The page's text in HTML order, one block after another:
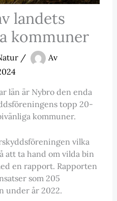
landets
kommuner
/
Av
län är Nybro den enda
topp 20-
kommuner.
vilka
att ta hand om vilda bin
en rapport. Rapporten
som 205
under år 2022.